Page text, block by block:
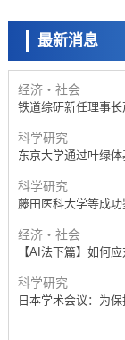
最新消息
政策
日本科研费增设国
展研究
经济・社会
铁道综研新任理事
科学研究
东京大学通过叶绿
科学研究
藤田医科大学等成
经济・社会
【AI法下篇】如何
科学研究
日本学术会议：为